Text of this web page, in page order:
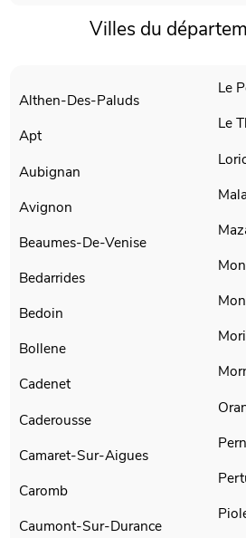
Villes du
Althen-Des-Paluds
Apt
Aubignan
Avignon
Beaumes-De-Venise
Bedarrides
Bedoin
Bollene
Cadenet
Caderousse
Camaret-Sur-Aigues
Caromb
Caumont-Sur-Durance
Le
Le